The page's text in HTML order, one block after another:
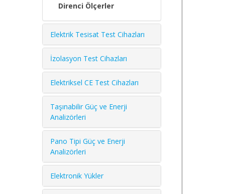
Direnci Ölçerler
Elektrik Tesisat Test Cihazları
İzolasyon Test Cihazları
Elektriksel CE Test Cihazları
Taşınabilir Güç ve Enerji
Analizörleri
Pano Tipi Güç ve Enerji
Analizörleri
Elektronik Yükler